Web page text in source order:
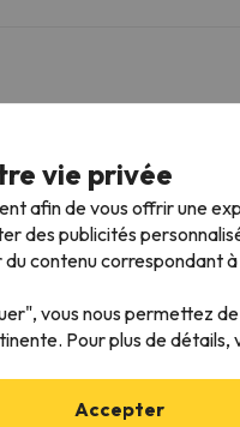
bains
privée
vie privée
afin de vous offrir une
des publicités
contenu correspondant
vous nous permettez
Pour plus de détails,
Accepter